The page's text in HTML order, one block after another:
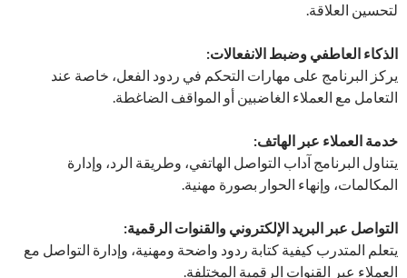
لتحسين العلاقة.
الذكاء العاطفي وضبط الانفعالات:
يركز البرنامج على مهارات التحكم في ردود الفعل، خاصة عند
التعامل مع العملاء الغاضبين أو المواقف الضاغطة.
خدمة العملاء عبر الهاتف:
يتناول البرنامج آداب التواصل الهاتفي، وطريقة الرد، وإدارة
المكالمات، وإنهاء الحوار بصورة مهنية.
التواصل عبر البريد الإلكتروني والقنوات الرقمية:
يتعلم المتدرب كيفية كتابة ردود واضحة ومهنية، وإدارة التواصل مع
العملاء عبر القنوات الرقمية المختلفة.